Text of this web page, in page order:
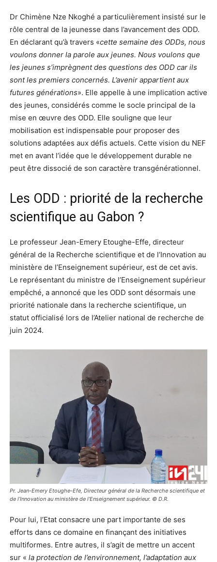
Dr Chimène Nze Nkoghé a particulièrement insisté sur le
rôle central de la jeunesse dans l’avancement des ODD.
En déclarant qu’à travers «cette semaine des ODDs, nous
voulons donner la parole aux jeunes. Nous voulons que
les jeunes s’imprègnent des questions des ODD car ils
sont les premiers concernés. L’avenir appartient aux
futures générations». Elle appelle à une implication active
des jeunes, considérés comme le socle principal de la
mise en œuvre des ODD. Elle souligne que leur
mobilisation est indispensable pour proposer des
solutions adaptées aux défis actuels. Cette vision du NEF
met en avant l’idée que le développement durable ne
peut être dissocié de son caractère transgénérationnel.
Les ODD : priorité de la recherche
scientifique au Gabon ?
Le professeur Jean-Emery Etoughe-Effe, directeur
général de la Recherche scientifique et de l’Innovation au
ministère de l’Enseignement supérieur, est de cet avis.
Le représentant du ministre de l’Enseignement supérieur
empêché, a annoncé que les ODD sont désormais une
priorité nationale dans la recherche scientifique, un
statut officialisé lors de l’Atelier national de recherche de
juin 2024.
Pr. Jean-Emery Etoughe-Efe, Directeur général de la Recherche scientifique et
de l’Innovation au ministère de l’Enseignement supérieur. © D.R.
Pour lui, l’Etat consacre une part importante de ses
efforts dans ce domaine en finançant des initiatives
multiformes. Entre autres, il s’agit de mettre un accent
sur « la protection de l’environnement, l’adaptation aux